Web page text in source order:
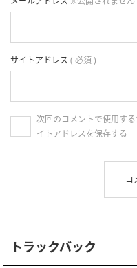
サイトアドレス ( 必須 )
次回のコメントで使用す
イトアドレスを保存する
トラックバック